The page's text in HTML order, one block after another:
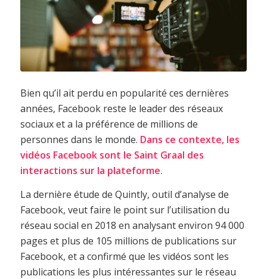
Bien qu’il ait perdu en popularité ces dernières
années, Facebook reste le leader des réseaux
sociaux et a la préférence de millions de
personnes dans le monde. Dans ce contexte, les
vidéos Facebook sont le Saint Graal des
interactions sur la plateforme.
La dernière étude de Quintly, outil d’analyse de
Facebook, veut faire le point sur l’utilisation du
réseau social en 2018 en analysant environ 94 000
pages et plus de 105 millions de publications sur
Facebook, et a confirmé que les vidéos sont les
publications les plus intéressantes sur le réseau